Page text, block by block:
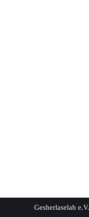
Gesherlaselah